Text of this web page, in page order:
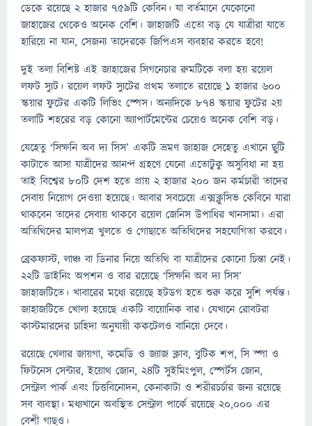
ডেকে রয়েছে ২ হাজার ৭৫৯টি কেবিন। যা বর্তমানে যেকোনো
জাহাজের থেকেও অনেক বেশি। জাহাজটি এতো বড় যে যাত্রীরা যাতে
হারিয়ে না যান, সেজন্য তাদেরকে জিপিএস ব্যবহার করতে হবে!
দুই তলা বিশিষ্ট এই জাহাজের সিগনেচার রুমটিকে বলা হয় রয়েল
লফট স্যুট। রয়েল লফট স্যুটের প্রথম তলাতে রয়েছে ১ হাজার ৬০০
স্কয়ার ফুটের একটি লিভিং স্পেস। অন্যদিকে ৮৭৪ স্কয়ার ফুটের ২য়
তলাটি শহরের বড় কোনো অ্যাপার্টমেন্টের চেয়েও অনেক বেশি বড়।
যেহেতু ‘সিম্ফনি অব দ্য সিস’ একটি ভ্রমণ জাহাজ সেহেতু এখানে ছুটি
কাটাতে আসা যাত্রীদের আনন্দ গ্রহণে যেনো এতোটুকু অসুবিধ‍া না হয়
তাই বিশ্বের ৮০টি দেশ হতে প্রায় ২ হাজার ২০০ জন কর্মচারী তাদের
সেবায় নিয়োগ দেওয়া হয়েছে। আবার সবচেয়ে এক্সক্লুসিভ কেবিনে যারা
থাকবেন তাদের সেবায় থাকবে রয়েল জেনিস উপাধির খানসামা। এরা
অতিথিদের মালপত্র খুলতে ও গোছাতে অতিথিদের সহযোগিতা করবে।
ব্রেকফাস্ট, লাঞ্চ বা ডিনার নিয়ে অতিথি বা যাত্রীদের কোনো চিন্তা নেই।
২২টি ডাইনিং অপশন ও বার রয়েছে ‘সিম্ফনি অব দ্য সিস’
জাহাজটিতে। খাবারের মধ্যে রয়েছে হটডগ হতে শুরু করে সুশি পর্যন্ত।
জাহাজটিতে খোলা হয়েছে একটি বায়োনিক বার। যেখানে রোবটরা
কাস্টমারদের চাহিদা অনুযায়ী ককটেলও বানিয়ে দেবে।
রয়েছে খেলার জায়গা, কমেডি ও জ্যাজ ক্ল‍াব, বুটিক শপ, সি স্পা ও
ফিটনেস সেন্টার, ইয়োথ জোন, ২৪টি সুইমিংপুল, স্পের্টস জোন,
সেন্ট্রাল পার্ক এবং চিত্তবিনোদন, কেনাকাটা ও শরীরচর্চার জন্য রয়েছে
সব ব্যবস্থা। মধ্যখানে অবস্থিত সেন্ট্রাল পার্কে রয়েছে ২০,০০০ এর
বেশী গাছও।